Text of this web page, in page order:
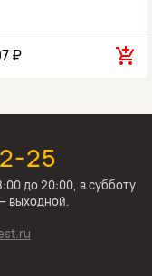
₽
25
до 20:00, в субботу
выходной.